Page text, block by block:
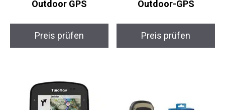
Outdoor GPS
Preis prüfen
Outdoor-GPS
Preis prüfen